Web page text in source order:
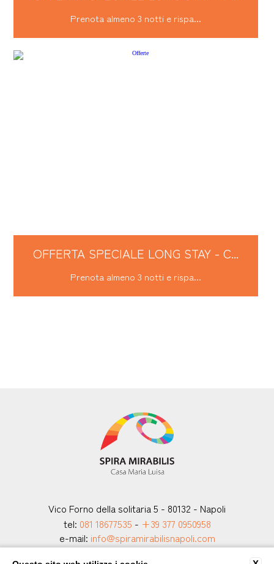
Prenota almeno 3 notti e rispa...
OFFERTA SPECIALE LONG STAY - C...
Prenota almeno 3 notti e rispa...
Vico Forno della solitaria 5 - 80132 - Napoli
tel: 081 18677535 - +39 377 0950958
e-mail: info@spiramirabilisnapoli.com
P.Iva: 80040820633